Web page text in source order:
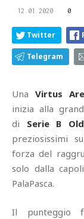
12.01.2020 0
Twitter
Telegram
UnaVirtus
inizia alla
di Serie B
preziosissimi
forza del
solo dalla
PalaPasca.
Il punteggio